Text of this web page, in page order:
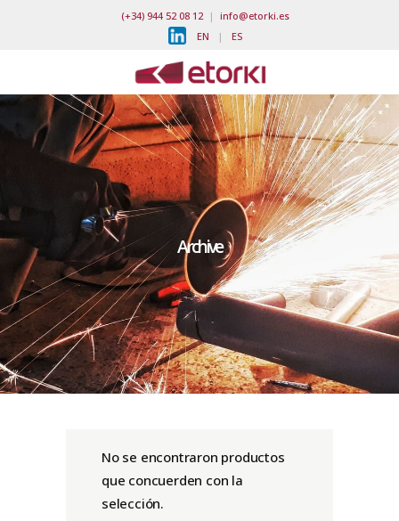
(+34) 944 52 08 12| info@etorki.es
EN | ES
Archive
No se encontraron productos
que concuerden con la
selección.